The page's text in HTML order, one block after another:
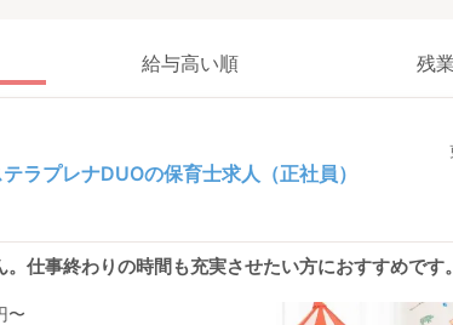
給与高い順 残
ラプレナDUOの保育士求人（正社員）
仕事終わりの時間も充実させたい方におすすめです。
〜